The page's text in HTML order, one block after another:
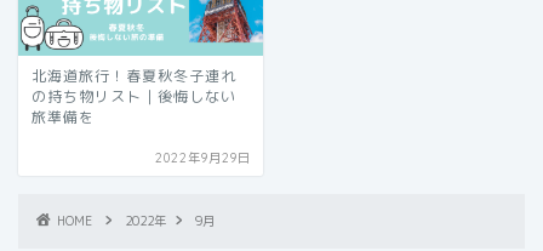
北海道旅行！春夏秋冬子連れ
の持ち物リスト｜後悔しない
旅準備を
2022年9月29日
HOME 2022年 9月